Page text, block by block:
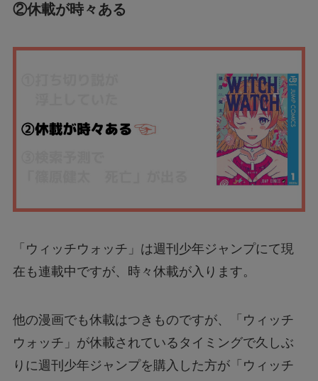
②休載が時々ある
「ウィッチウォッチ」は週刊少年ジャンプにて現
在も連載中ですが、時々休載が入ります。
他の漫画でも休載はつきものですが、「ウィッチ
ウォッチ」が休載されているタイミングで久しぶ
りに週刊少年ジャンプを購入した方が「ウィッチ